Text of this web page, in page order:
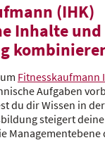
(IHK)
Inhalte und
Fitnesskaufmann
Aufgaben
du dir Wissen in
steigert deine
Managementebene